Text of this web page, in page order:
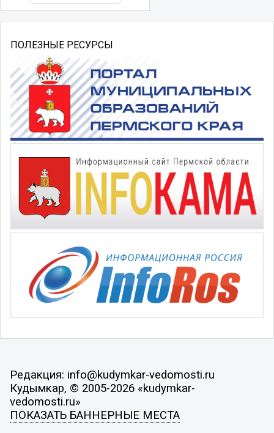
ПОЛЕЗНЫЕ РЕСУРСЫ
Редакция: info@kudymkar-vedomosti.ru
Кудымкар, © 2005-2026 «kudymkar-
vedomosti.ru»
ПОКАЗАТЬ БАННЕРНЫЕ МЕСТА